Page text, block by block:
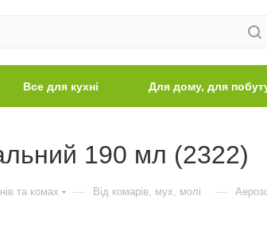
Все для кухні Для дому, для
190 мл (2322)
та комах — Від комарів, мух, молі —